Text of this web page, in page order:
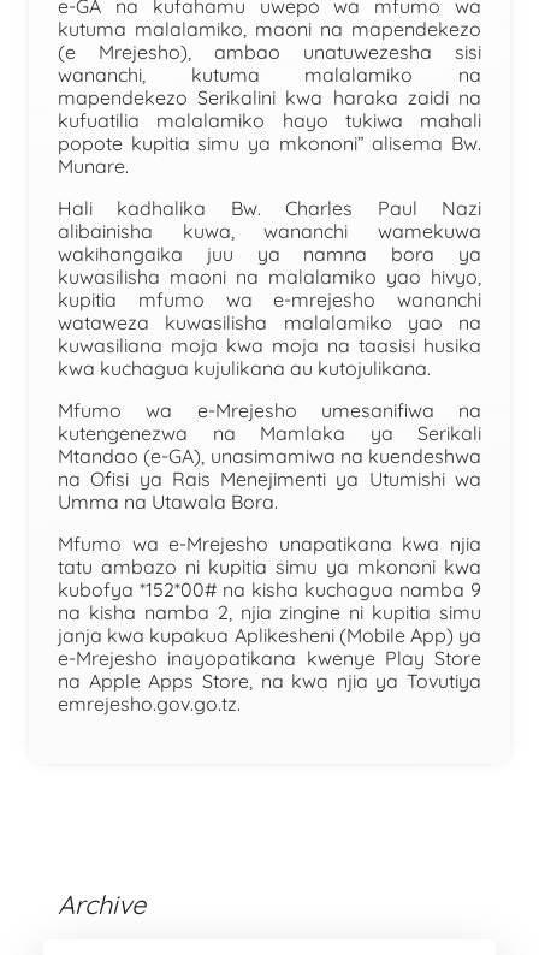
e-GA na kufahamu uwepo wa mfumo wa
kutuma malalamiko, maoni na mapendekezo
(e Mrejesho), ambao unatuwezesha sisi
wananchi, kutuma malalamiko na
mapendekezo Serikalini kwa haraka zaidi na
kufuatilia malalamiko hayo tukiwa mahali
popote kupitia simu ya mkononi” alisema Bw.
Munare.
Hali kadhalika Bw. Charles Paul Nazi
alibainisha kuwa, wananchi wamekuwa
wakihangaika juu ya namna bora ya
kuwasilisha maoni na malalamiko yao hivyo,
kupitia mfumo wa e-mrejesho wananchi
wataweza kuwasilisha malalamiko yao na
kuwasiliana moja kwa moja na taasisi husika
kwa kuchagua kujulikana au kutojulikana.
Mfumo wa e-Mrejesho umesanifiwa na
kutengenezwa na Mamlaka ya Serikali
Mtandao (e-GA), unasimamiwa na kuendeshwa
na Ofisi ya Rais Menejimenti ya Utumishi wa
Umma na Utawala Bora.
Mfumo wa e-Mrejesho unapatikana kwa njia
tatu ambazo ni kupitia simu ya mkononi kwa
kubofya *152*00# na kisha kuchagua namba 9
na kisha namba 2, njia zingine ni kupitia simu
janja kwa kupakua Aplikesheni (Mobile App) ya
e-Mrejesho inayopatikana kwenye Play Store
na Apple Apps Store, na kwa njia ya Tovutiya
emrejesho.gov.go.tz.
Archive